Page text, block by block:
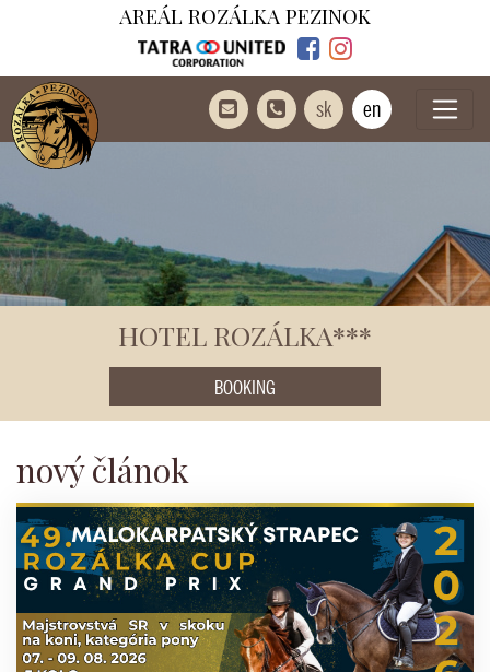
AREÁL ROZÁLKA PEZINOK
sk en
HOTEL ROZÁLKA***
BOOKING
nový článok